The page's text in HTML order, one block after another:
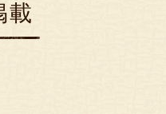
載